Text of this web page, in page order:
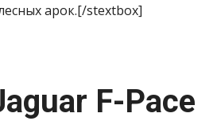
арок.[/stextbox]
F-Pace